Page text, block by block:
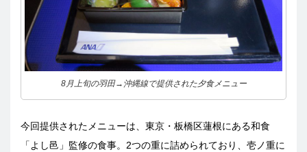
8月上旬の羽田→沖縄線で提供された夕食メニュー
今回提供されたメニューは、東京・板橋区蓮根にある和食
「よし邑」監修の食事。2つの重に詰められており、壱ノ重に